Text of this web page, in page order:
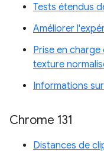
Tests étendus
Améliorer
Prise en
texture
Informations
Chrome 131
Distances de